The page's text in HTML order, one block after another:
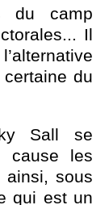
du camp
Il
du
Sall se
cause les
ainsi, sous
qui est un